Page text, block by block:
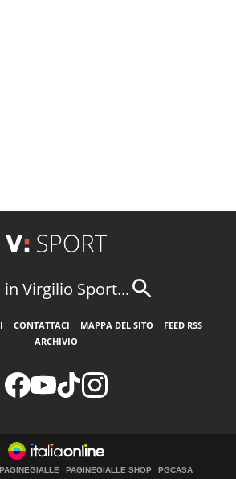
in Virgilio Sport...
CONTATTACI MAPPA DEL SITO
FEED RSS
ARCHIVIO
PAGINEGIALLE PAGINEGIALLE SHOP PGCASA